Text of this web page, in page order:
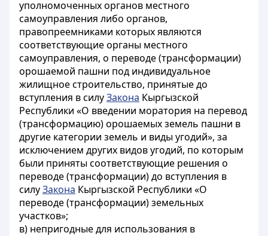
уполномоченных органов местного
самоуправления либо органов,
правопреемниками которых являются
соответствующие органы местного
самоуправления, о переводе (трансформации)
орошаемой пашни под индивидуальное
жилищное строительство, принятые до
вступления в силуЗакона Кыргызской
Республики «О введении моратория на перевод
(трансформацию) орошаемых земель пашни в
другие категории земель и виды угодий», за
исключением других видов угодий, по которым
были приняты соответствующие решения о
переводе (трансформации) до вступления в
силуЗакона Кыргызской Республики «О
переводе (трансформации) земельных
участков»;
в) непригодные для использования в